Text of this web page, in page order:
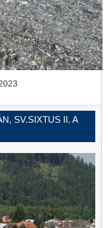
SV.SIXTUS II. A